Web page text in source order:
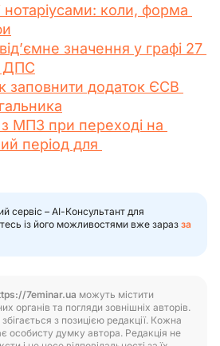
нотаріусами: коли, форма
значення у графі 27
ДПС
заповнити додаток ЄСВ
МПЗ при переході на
період для
сервіс – АІ-Консультант для
із його можливостями вже зараз за
7eminar.ua можуть містити
органів та погляди зовнішніх авторів.
з позицією редакції. Кожна
особисту думку автора. Редакція не